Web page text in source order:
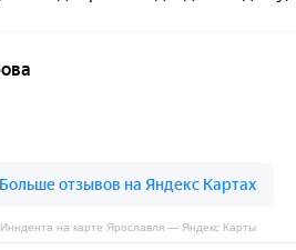
Инндента на карте Ярославля — Яндекс Карты